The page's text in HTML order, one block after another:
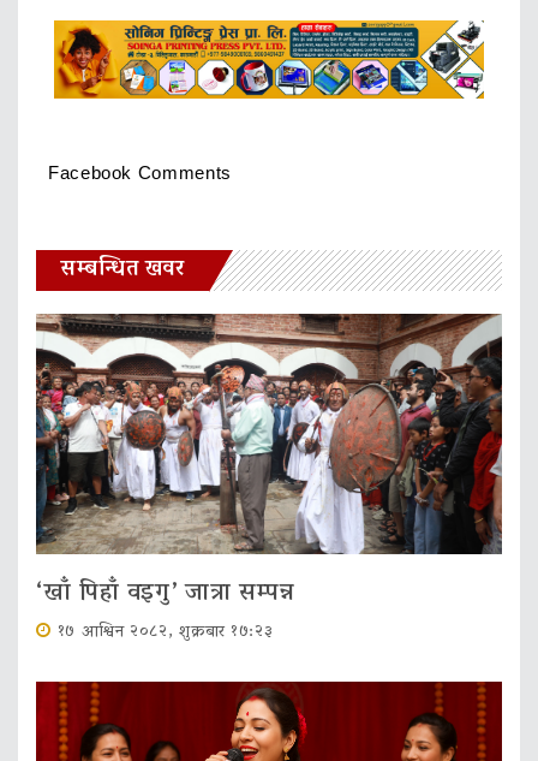
Facebook Comments
सम्बन्धित खवर
‘खाँ पिहाँ वइगु’ जात्रा सम्पन्न
१७ आश्विन २०८२, शुक्रबार १७:२३